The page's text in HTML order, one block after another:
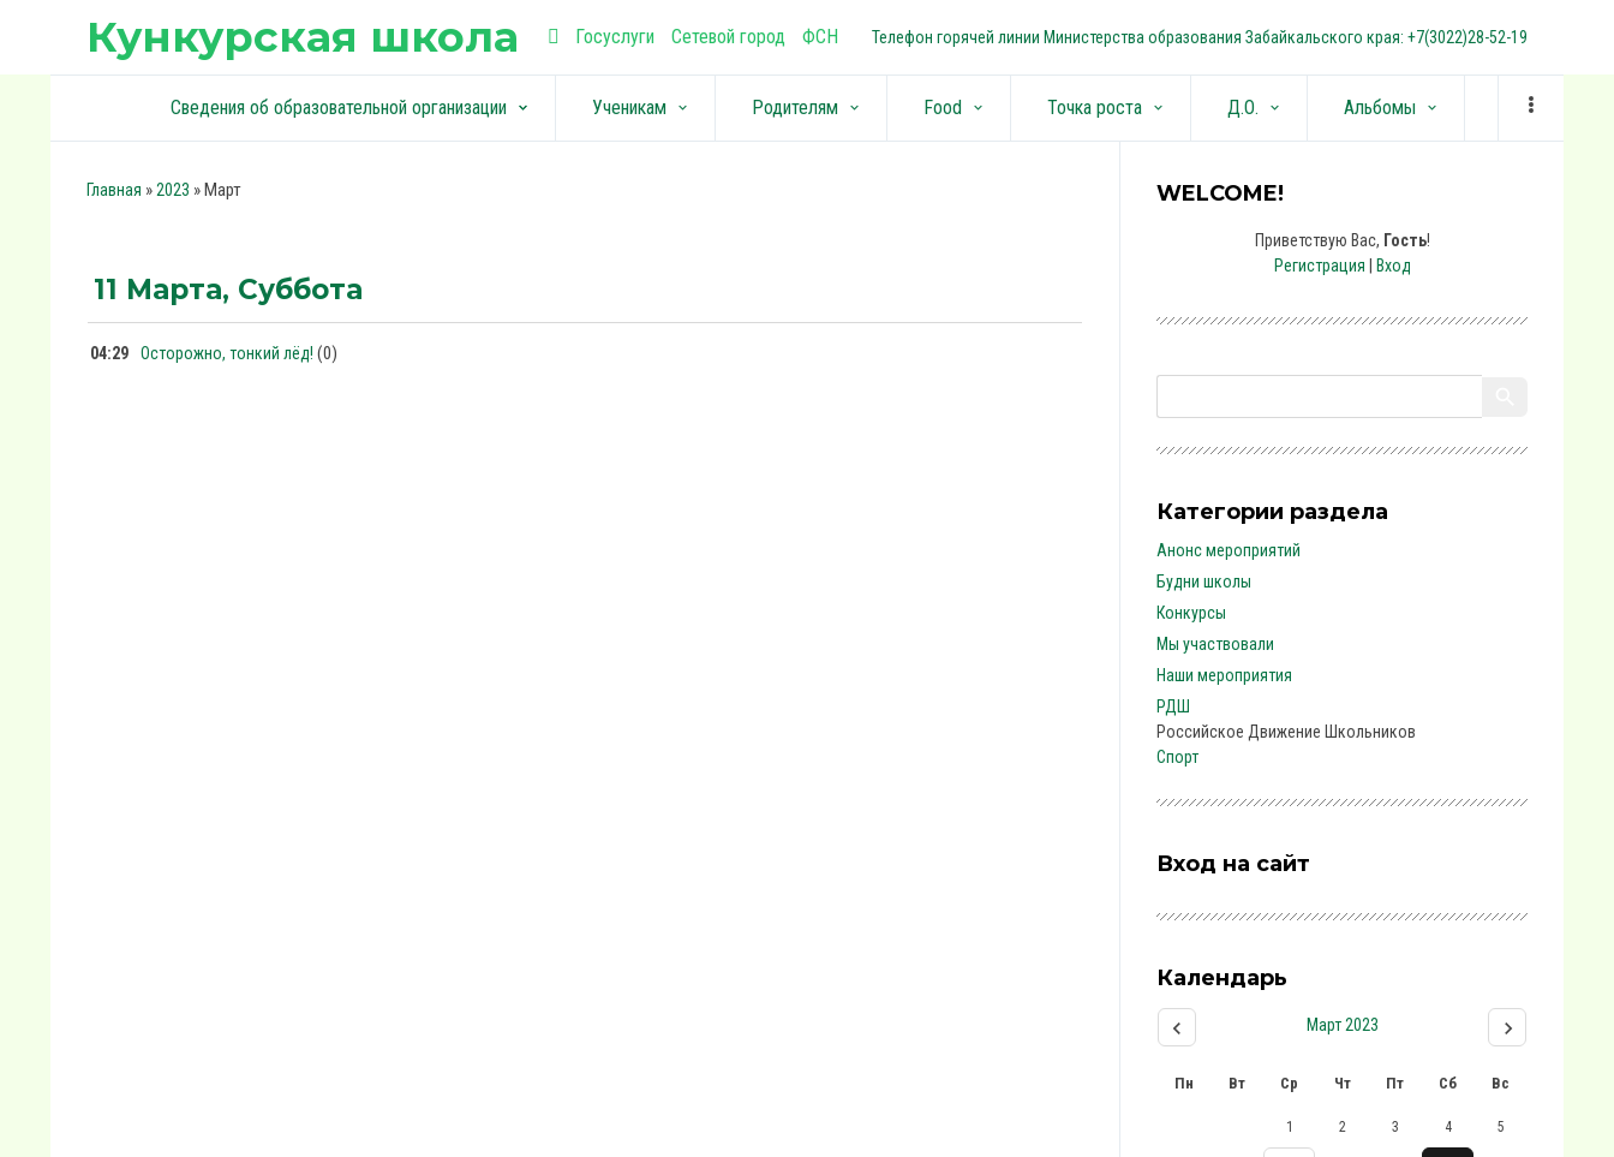
Кункурская школа Госуслуги Сетевой город ФСН Телефон горячей линии Министерства образования Забайкальского края: +7(3022)28-52-19
keyboard_arrow_down
Сведения об образовательной организации keyboard_arrow_down Ученикам keyboard_arrow_down Родителям keyboard_arrow_down Food keyboard_arrow_down Точка роста keyboard_arrow_down Д.О. keyboard_arrow_down Альбомы keyboard_arrow_down
Главная »2023 »Март
11 Марта, Суббота
04:29 Осторожно, тонкий лёд! (0)
WELCOME!
Приветствую Вас, Гость!
Регистрация
Вход
Категории раздела
Анонс мероприятий
Будни школы
Конкурсы
Мы участвовали
Наши мероприятия
РДШ
Российское Движение Школьников
Спорт
Вход на сайт
Календарь
Март 2023
Пн Вт Ср Чт Пт Сб Вс
1 2 3 4 5